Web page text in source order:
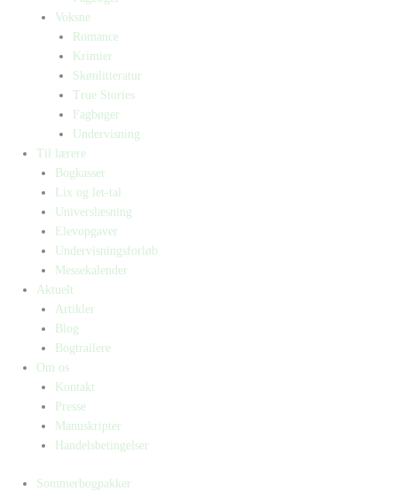
Voksne
Romance
Krimier
Skønlitteratur
True Stories
Fagbøger
Undervisning
Til lærere
Bogkasser
Lix og let-tal
Universlæsning
Elevopgaver
Undervisningsforløb
Messekalender
Aktuelt
Artikler
Blog
Bogtrailere
Om os
Kontakt
Presse
Manuskripter
Handelsbetingelser
Sommerbogpakker